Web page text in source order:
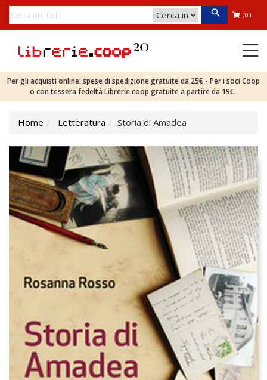
(0)
Per gli acquisti online: spese di spedizione gratuite da 25€ - Per i soci Coop
o con tessera fedeltà Librerie.coop gratuite a partire da 19€.
Home Letteratura Storia di Amadea